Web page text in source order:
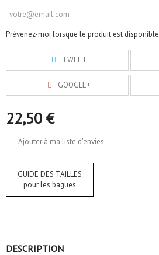
Prévenez-moi lorsque le produit est disponible
TWEET
GOOGLE+
22,50 €
Ajouter à ma liste d'envies
GUIDE DES TAILLES
pour les bagues
DESCRIPTION